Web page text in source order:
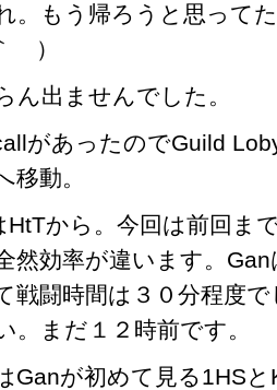
。もう帰ろうと思って
）
ん出ませんでした。
があったのでGuild
移動。
HtTから。今回は前回ま
然効率が違います。
戦闘時間は３０分程度
。まだ１２時前です。
Ganが初めて見る1HS